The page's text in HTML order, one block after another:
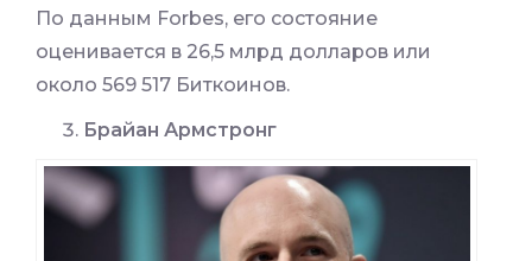
По данным Forbes, его состояние
оценивается в 26,5 млрд долларов или
около 569 517 Биткоинов.
Брайан Армстронг